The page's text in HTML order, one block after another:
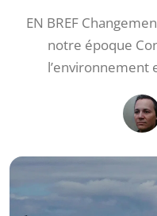
EN BREF
notre époque
l’environnement